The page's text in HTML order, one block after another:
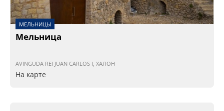
МЕЛЬНИЦЫ
Мельница
AVINGUDA REI JUAN CARLOS I, ХАЛОН
На карте